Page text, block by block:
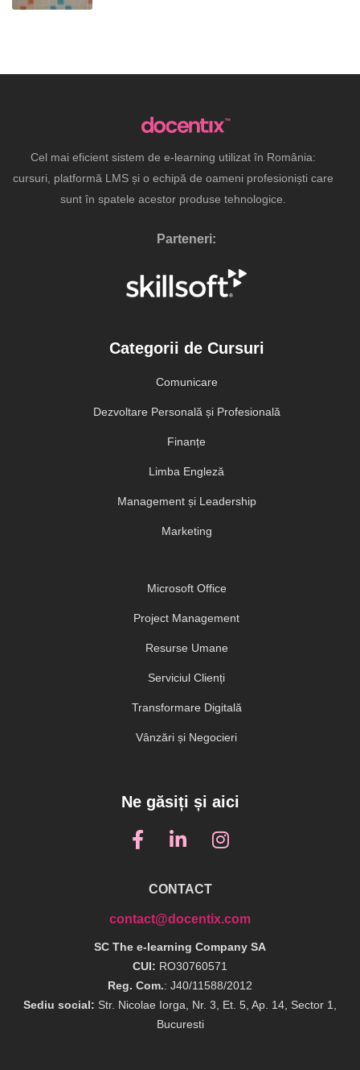
Cel mai eficient sistem de e-learning utilizat în România:
cursuri, platformă LMS și o echipă de oameni profesioniști care
sunt în spatele acestor produse tehnologice.
Parteneri:
Categorii de Cursuri
Comunicare
Dezvoltare Personală și Profesională
Finanțe
Limba Engleză
Management și Leadership
Marketing
Microsoft Office
Project Management
Resurse Umane
Serviciul Clienți
Transformare Digitală
Vânzări și Negocieri
Ne găsiți și aici
CONTACT
contact@docentix.com
SC The e-learning Company SA
CUI: RO30760571
Reg. Com.: J40/11588/2012
Sediu social: Str. Nicolae Iorga, Nr. 3, Et. 5, Ap. 14, Sector 1,
Bucuresti